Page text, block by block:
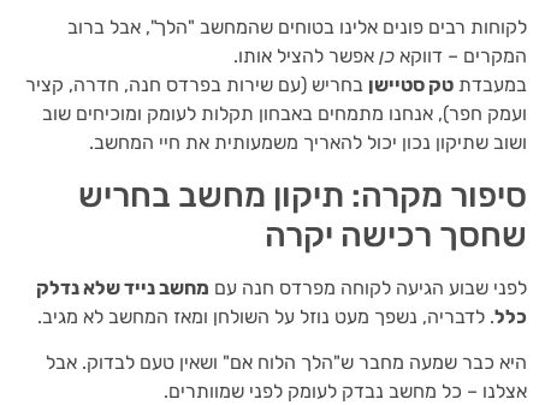
רבים פונים אלינו בטוחים שהמחשב "הלך", אבל ברוב
– דווקאכןאפשר להציל אותו.
טק סטיישןבחריש (עם שירות בפרדס חנה, חדרה, קציר
חפר), אנחנו מתמחים באבחון תקלות לעומק ומוכיחים שוב
שתיקון נכון יכול להאריך משמעותית את חיי המחשב.
מקרה: תיקון מחשב בחריש
רכישה יקרה
שבוע הגיעה לקוחה מפרדס חנה עם מחשב נייד שלא נדלק
. לדבריה, נשפך מעט נוזל על השולחן ומאז המחשב לא מגיב.
כבר שמעה מחבר ש"הלך הלוח אם" ושאין טעם לבדוק. אבל
– כל מחשב נבדק לעומק לפני שמוותרים.